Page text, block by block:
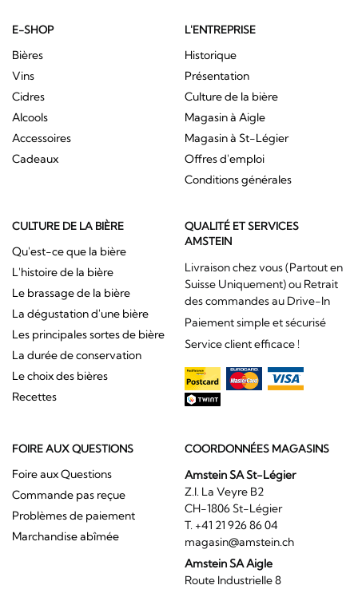
E-SHOP
Bières
Vins
Cidres
Alcools
Accessoires
Cadeaux
L'ENTREPRISE
Historique
Présentation
Culture de la bière
Magasin à Aigle
Magasin à St-Légier
Offres d'emploi
Conditions générales
CULTURE DE LA BIÈRE
Qu'est-ce que la bière
L'histoire de la bière
Le brassage de la bière
La dégustation d'une bière
Les principales sortes de bière
La durée de conservation
Le choix des bières
Recettes
QUALITÉ ET SERVICES
AMSTEIN
Livraison chez vous (Partout en
Suisse Uniquement) ou Retrait
des commandes au Drive-In
Paiement simple et sécurisé
Service client efficace !
FOIRE AUX QUESTIONS
Foire aux Questions
Commande pas reçue
Problèmes de paiement
Marchandise abîmée
COORDONNÉES MAGASINS
Amstein SA St-Légier
Z.I. La Veyre B2
CH-1806 St-Légier
T. +41 21 926 86 04
magasin@amstein.ch
Amstein SA Aigle
Route Industrielle 8